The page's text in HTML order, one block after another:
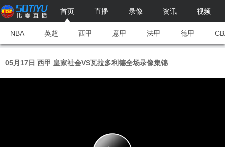
首页 直播 录像 资讯 视频
NBA 英超 西甲 意甲 法甲 德甲
05月17日 西甲 皇家社会VS瓦拉多利德全场录像集锦